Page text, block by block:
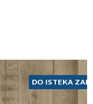
DO ISTEKA